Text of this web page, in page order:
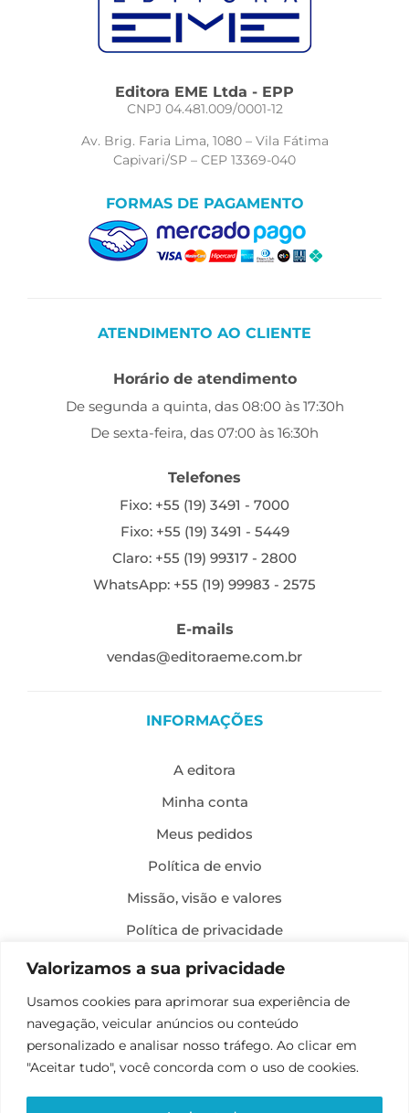
Valorizamos a sua privacidade
Usamos cookies para aprimorar sua experiência de
navegação, veicular anúncios ou conteúdo
personalizado e analisar nosso tráfego. Ao clicar em
"Aceitar tudo", você concorda com o uso de cookies.
Editora EME Ltda - EPP
CNPJ 04.481.009/0001-12
Av. Brig. Faria Lima, 1080 – Vila Fátima
Capivari/SP – CEP 13369-040
FORMAS DE PAGAMENTO
ATENDIMENTO AO CLIENTE
Horário de atendimento
De segunda a quinta, das 08:00 às 17:30h
De sexta-feira, das 07:00 às 16:30h
Telefones
Fixo: +55 (19) 3491 - 7000
Fixo: +55 (19) 3491 - 5449
Claro: +55 (19) 99317 - 2800
WhatsApp: +55 (19) 99983 - 2575
E-mails
vendas@editoraeme.com.br
INFORMAÇÕES
A editora
Minha conta
Meus pedidos
Política de envio
Missão, visão e valores
Política de privacidade
Formas de pagamento
Política de troca e devolução
Desenvolvimento: